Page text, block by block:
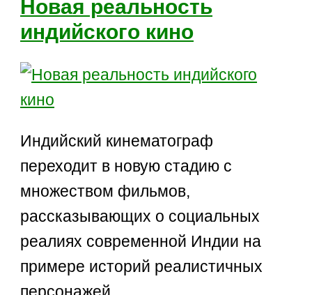
Новая реальность
индийского кино
Индийский кинематограф
переходит в новую стадию с
множеством фильмов,
рассказывающих о социальных
реалиях современной Индии на
примере историй реалистичных